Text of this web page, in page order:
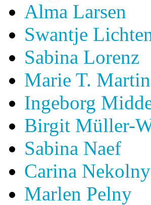
Alma Larsen
Swantje
Sabina Lorenz
Marie T. Martin
Ingeborg
Birgit Müller-
Sabina Naef
Carina Nekolny
Marlen Pelny